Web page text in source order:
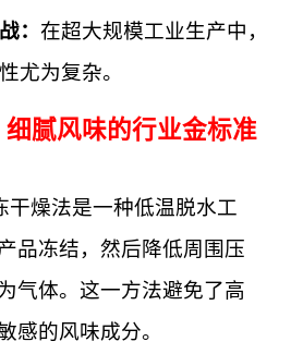
： 在超大规模工业生产中，
尤为复杂。
腻风味的行业金标准
干燥法是一种低温脱水工
品冻结，然后降低周围压
气体。这一方法避免了高
感的风味成分。